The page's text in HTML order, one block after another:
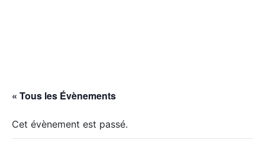
« Tous les Évènements
Cet évènement est passé.